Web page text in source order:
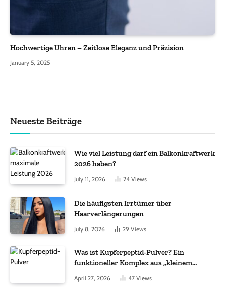
Hochwertige Uhren – Zeitlose Eleganz und Präzision
January 5, 2025
Neueste Beiträge
Wie viel Leistung darf ein Balkonkraftwerk
2026 haben?
July 11, 2026 24 Views
Die häufigsten Irrtümer über
Haarverlängerungen
July 8, 2026 29 Views
Was ist Kupferpeptid-Pulver? Ein
funktioneller Komplex aus „kleinem
Molekül + Metall“
April 27, 2026 47 Views